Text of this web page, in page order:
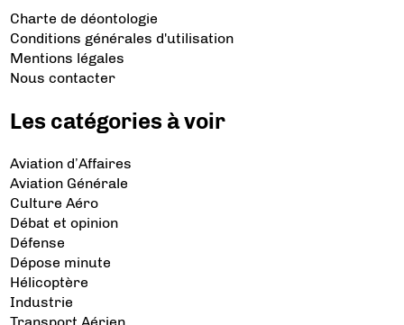
Charte de déontologie
Conditions générales d'utilisation
Mentions légales
Nous contacter
Les catégories à voir
Aviation d’Affaires
Aviation Générale
Culture Aéro
Débat et opinion
Défense
Dépose minute
Hélicoptère
Industrie
Transport Aérien